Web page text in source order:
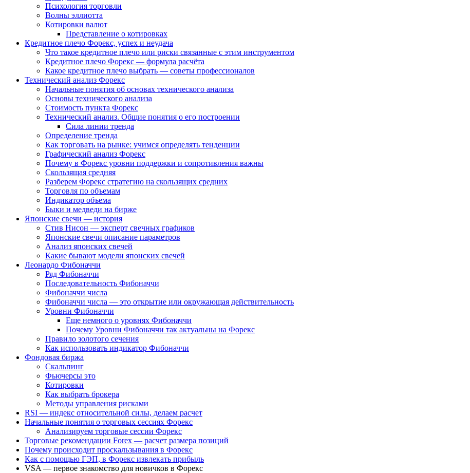
Психология торговли
Волны эллиотта
Котировки валют
Представление о котировках
Кредитное плечо Форекс, успех и неудача
Что такое кредитное плечо или риски связанные с этим инструментом
Кредитное плечо Форекс — формула расчёта
Какое кредитное плечо выбрать — советы профессионалов
Технический анализ Форекс
Начальные понятия об основах технического анализа
Основы технического анализа
Стоимость пункта Форекс
Технический анализ. Общие понятия о его построении
Сила линии тренда
Определение тренда
Как торговать на рынке: учимся определять тенденции
Графический анализ Форекс
Почему в Форекс уровни поддержки и сопротивления важны
Скользящая средняя
Разберем Форекс стратегию на скользящих средних
Торговля по объемам
Индикатор объема
Быки и медведи на бирже
Японские свечи — история
Стив Нисон — эксперт свечных графиков
Японские свечи описание параметров
Анализ японских свечей
Какие бывают модели японских свечей
Леонардо Фибоначчи
Ряд Фибоначчи
Последовательность Фибоначчи
Фибоначчи числа
Фибоначчи числа — это открытие или окружающая действительность
Уровни Фибоначчи
Еще немного о уровнях Фибоначчи
Почему Уровни Фибоначчи так актуальны на Форекс
Правило золотого сечения
Как использовать индикатор Фибоначчи
Фондовая биржа
Скальпинг
Фьючерсы это
Котировки
Как выбрать брокера
Методы управления рисками
RSI — индекс относительной силы, делаем расчет
Начальные понятия о торговых сессиях Форекс
Анализируем торговые сессии Форекс
Торговые рекомендации Forex — расчет размера позиций
Почему происходит проскальзывания в Форекс
Как с помощью ГЭП, в Форекс извлекать прибыль
VSA — первое знакомство для новичков в Форекс